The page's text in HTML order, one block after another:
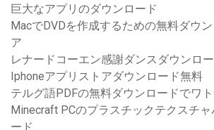
巨大なアプリのダウンロード
MacでDVDを作成するための無料ダウ
ア
レナードコーエン感謝ダンスダウンロ
Iphoneアプリストアダウンロード無料
テルグ語PDFの無料ダウンロードでワ
Minecraft PCのプラスチックテクスチ
ード